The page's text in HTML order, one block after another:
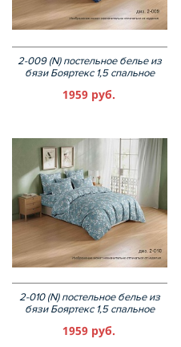
2-009 (N) постельное белье из
бязи Бояртекс 1,5 спальное
1959 руб.
2-010 (N) постельное белье из
бязи Бояртекс 1,5 спальное
1959 руб.